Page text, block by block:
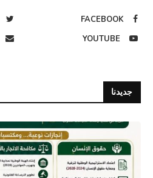
FACEBOOK
YOUTUBE
جديدنا